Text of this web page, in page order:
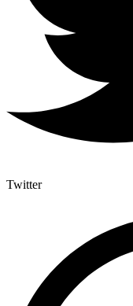
Twitter